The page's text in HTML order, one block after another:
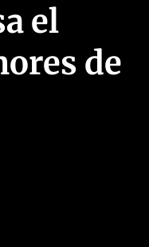
el
de